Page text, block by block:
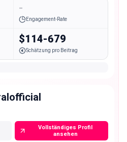
-
Engagement-Rate
$114-679
Schätzung pro Beitrag
Vollständiges Profil
ansehen